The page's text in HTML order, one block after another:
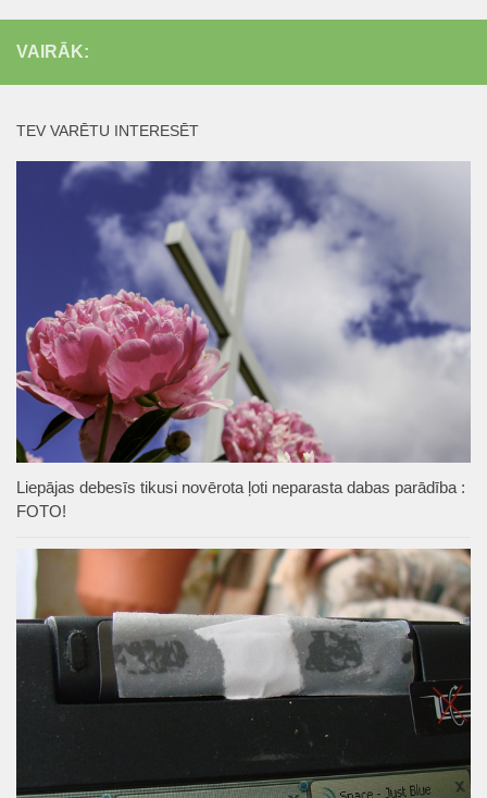
VAIRĀK:
TEV VARĒTU INTERESĒT
Liepājas debesīs tikusi novērota ļoti neparasta dabas parādība :
FOTO!